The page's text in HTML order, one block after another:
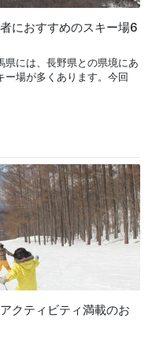
におすすめのスキー場6
には、長野県との県境にあ
ー場が多くあります。今回
クティビティ満載のお